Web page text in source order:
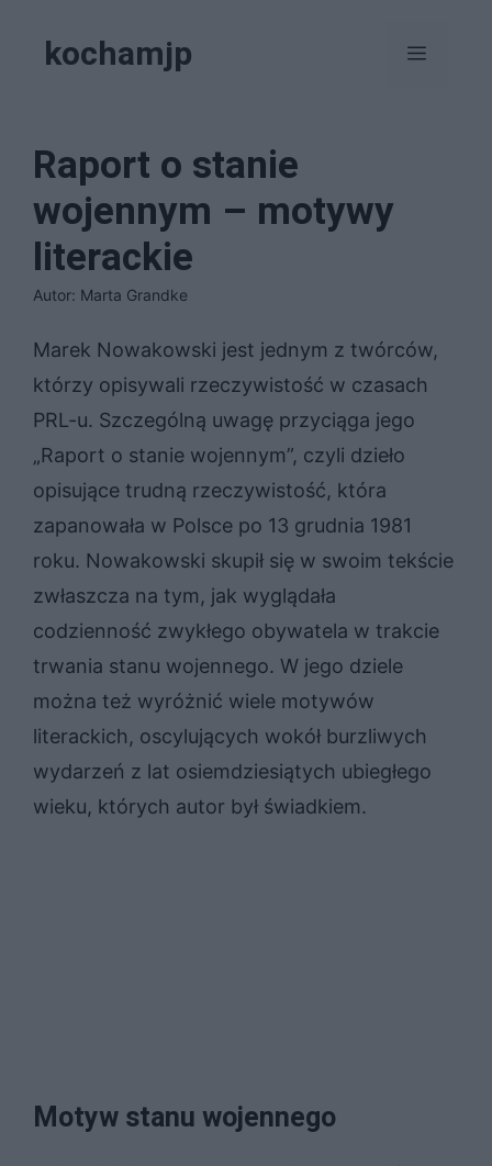
kochamjp Menu
Raport o stanie
wojennym – motywy
literackie
Autor: Marta Grandke
Marek Nowakowski jest jednym z twórców,
którzy opisywali rzeczywistość w czasach
PRL-u. Szczególną uwagę przyciąga jego
„Raport o stanie wojennym”, czyli dzieło
opisujące trudną rzeczywistość, która
zapanowała w Polsce po 13 grudnia 1981
roku. Nowakowski skupił się w swoim tekście
zwłaszcza na tym, jak wyglądała
codzienność zwykłego obywatela w trakcie
trwania stanu wojennego. W jego dziele
można też wyróżnić wiele motywów
literackich, oscylujących wokół burzliwych
wydarzeń z lat osiemdziesiątych ubiegłego
wieku, których autor był świadkiem.
Motyw stanu wojennego